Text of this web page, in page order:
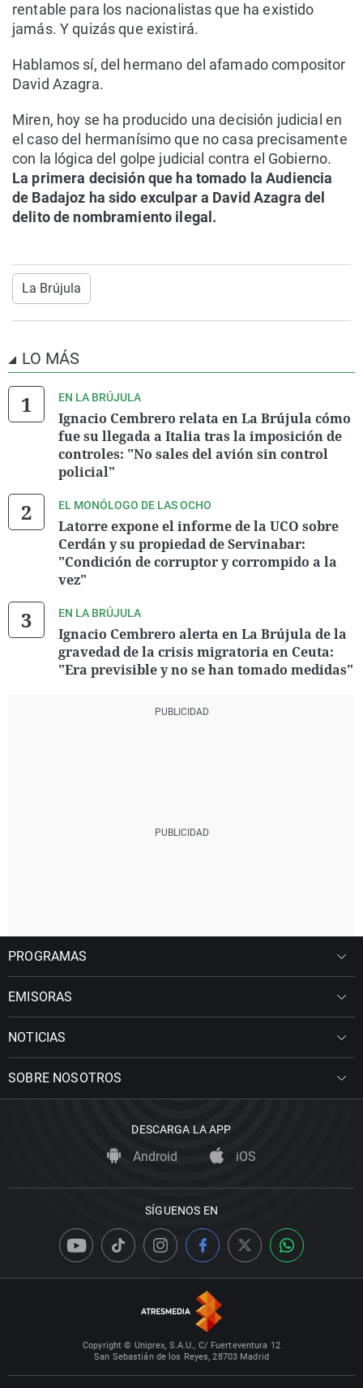
rentable para los nacionalistas que ha existido
jamás. Y quizás que existirá.
Hablamos sí, del hermano del afamado compositor
David Azagra.
Miren, hoy se ha producido una decisión judicial en
el caso del hermanísimo que no casa precisamente
con la lógica del golpe judicial contra el Gobierno.
La primera decisión que ha tomado la Audiencia
de Badajoz ha sido exculpar a David Azagra del
delito de nombramiento ilegal.
La Brújula
LO MÁS
EN LA BRÚJULA
Ignacio Cembrero relata en La Brújula cómo
fue su llegada a Italia tras la imposición de
controles: "No sales del avión sin control
policial"
EL MONÓLOGO DE LAS OCHO
Latorre expone el informe de la UCO sobre
Cerdán y su propiedad de Servinabar:
"Condición de corruptor y corrompido a la
vez"
EN LA BRÚJULA
Ignacio Cembrero alerta en La Brújula de la
gravedad de la crisis migratoria en Ceuta:
"Era previsible y no se han tomado medidas"
PROGRAMAS
EMISORAS
NOTICIAS
SOBRE NOSOTROS
DESCARGA LA APP
Android iOS
SÍGUENOS EN
Copyright © Uniprex, S.A.U., C/ Fuerteventura 12
San Sebastián de los Reyes, 28703 Madrid